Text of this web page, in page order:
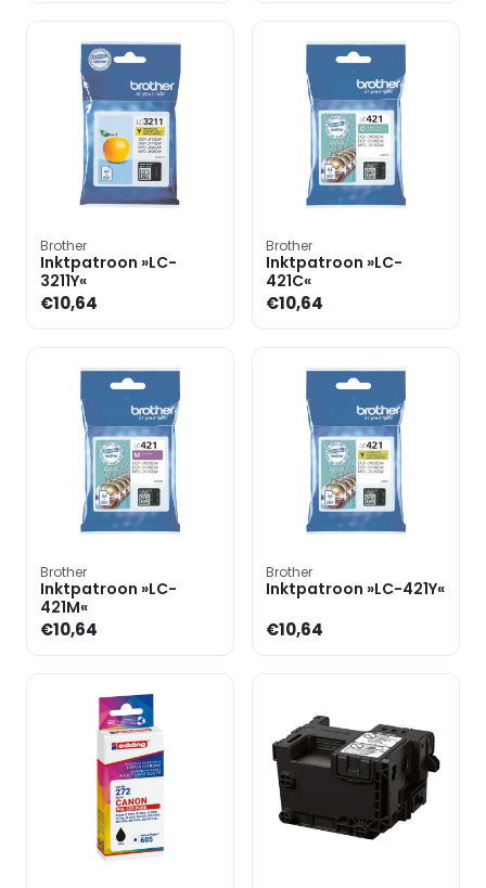
Brother
Inktpatroon »LC-
3211Y«
€10,64
Brother
Inktpatroon »LC-
421C«
€10,64
Brother
Inktpatroon »LC-
421M«
€10,64
Brother
Inktpatroon »LC-421Y«
€10,64